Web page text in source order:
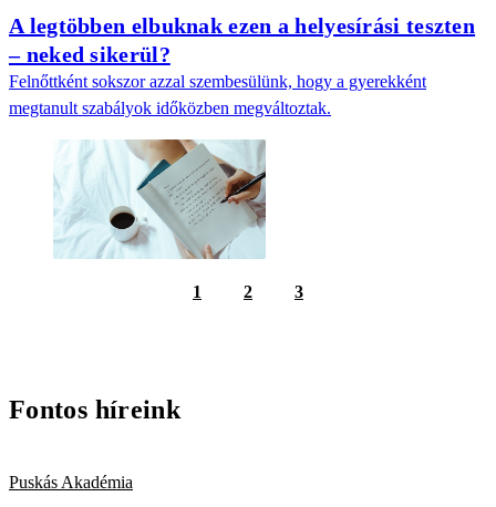
A legtöbben elbuknak ezen a helyesírási teszten
– neked sikerül?
Felnőttként sokszor azzal szembesülünk, hogy a gyerekként
megtanult szabályok időközben megváltoztak.
1 2 3
Fontos híreink
Puskás Akadémia